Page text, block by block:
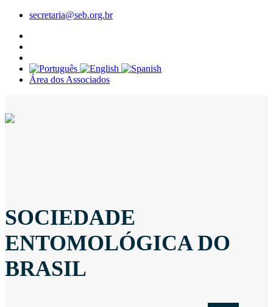
secretaria@seb.org.br
Área dos Associados
SOCIEDADE
ENTOMOLÓGICA DO
BRASIL